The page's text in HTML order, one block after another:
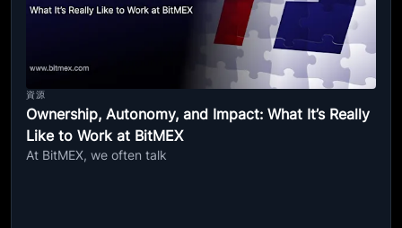
資源
Ownership, Autonomy, and Impact: What It’s Really
Like to Work at BitMEX
At BitMEX, we often talk